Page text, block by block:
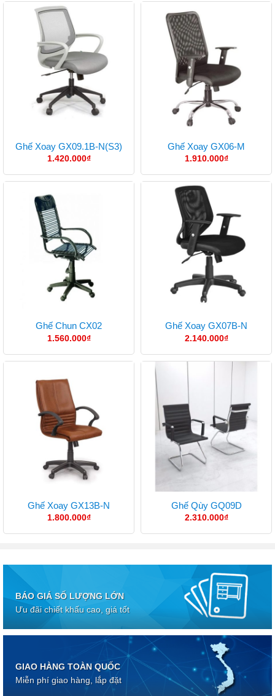
Ghế Xoay GX09.1B-N(S3)
1.420.000₫
Ghế Xoay GX06-M
1.910.000₫
Ghế Chun CX02
1.560.000₫
Ghế Xoay GX07B-N
2.140.000₫
Ghế Xoay GX13B-N
1.800.000₫
Ghế Qùy GQ09D
2.310.000₫
BÁO GIÁ SỐ LƯỢNG LỚN
Ưu đãi chiết khấu cao, giá tốt
GIAO HÀNG TOÀN QUỐC
Miễn phí giao hàng, lắp đặt